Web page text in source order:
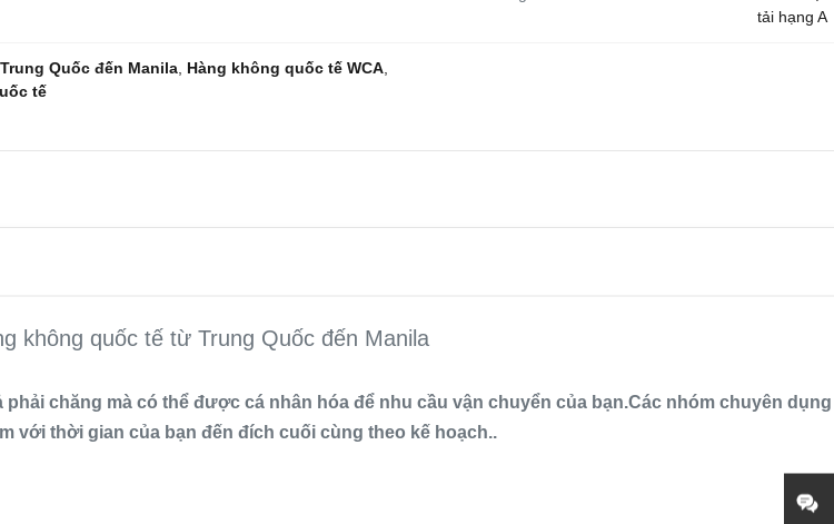
tải hạng A
Quốc đến Manila Hàng không quốc tế WCA
tế
không quốc tế từ Trung Quốc đến Manila
chăng mà có thể được cá nhân hóa để nhu cầu vận chuyển của bạn.Các nhóm chuyên
với thời gian của bạn đến đích cuối cùng theo kế hoạch..